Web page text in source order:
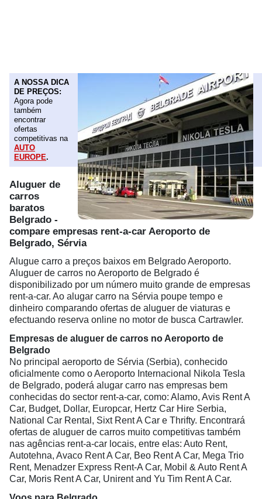
A NOSSA DICA
DE PREÇOS:
Agora pode
também
encontrar
ofertas
competitivas na
AUTO
EUROPE.
Aluguer de
carros
baratos
Belgrado -
compare empresas rent-a-car Aeroporto de
Belgrado, Sérvia
Alugue carro a preços baixos em Belgrado Aeroporto.
Aluguer de carros no Aeroporto de Belgrado é
disponibilizado por um número muito grande de empresas
rent-a-car. Ao alugar carro na Sérvia poupe tempo e
dinheiro comparando ofertas de aluguer de viaturas e
efectuando reserva online no motor de busca Cartrawler.
Empresas de aluguer de carros no Aeroporto de
Belgrado
No principal aeroporto de Sérvia (Serbia), conhecido
oficialmente como o Aeroporto Internacional Nikola Tesla
de Belgrado, poderá alugar carro nas empresas bem
conhecidas do sector rent-a-car, como: Alamo, Avis Rent A
Car, Budget, Dollar, Europcar, Hertz Car Hire Serbia,
National Car Rental, Sixt Rent A Car e Thrifty. Encontrará
ofertas de aluguer de carros muito competitivas também
nas agências rent-a-car locais, entre elas: Auto Rent,
Autotehna, Avaco Rent A Car, Beo Rent A Car, Mega Trio
Rent, Menadzer Express Rent-A Car, Mobil & Auto Rent A
Car, Moris Rent A Car, Unirent and Yu Tim Rent A Car.